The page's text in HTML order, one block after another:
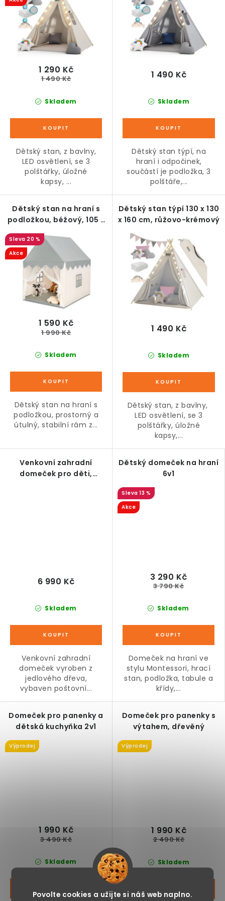
Povolte cookies a užijte si náš web naplno.
u
d
Skladem
1 290 Kč
1 490 Kč
Dětský stan, z bavlny,
LED osvětlení, se 3
polštářky, úložné
kapsy, ...
Skladem
1 490 Kč
Dětský stan týpí, na
hraní i odpočinek,
součástí je podložka, 3
polštáře,...
Dětský stan na hraní s
podložkou, béžový, 105 x
120 x 140 cm
20 %
Akce
Skladem
1 590 Kč
1 990 Kč
Dětský stan na hraní s
podložkou, prostorný a
útulný, stabilní rám z...
Dětský stan týpí 130 x 130
x 160 cm, růžovo-krémový
Skladem
1 490 Kč
Dětský stan, z bavlny,
LED osvětlení, se 3
polštářky, úložné
kapsy,...
Venkovní zahradní
domeček pro děti,
Skladem
6 990 Kč
Venkovní zahradní
domeček vyroben z
jedlového dřeva,
vybaven poštovní...
Dětský domeček na hraní
6v1
13 %
Akce
Skladem
3 290 Kč
3 790 Kč
Domeček na hraní ve
stylu Montessori, hrací
stan, podložka, tabule a
křídy,...
Domeček pro panenky a
dětská kuchyňka 2v1
Výprodej
Skladem
1 990 Kč
3 490 Kč
Domeček pro panenky s
výtahem, dřevěný
Výprodej
Skladem
1 990 Kč
2 490 Kč